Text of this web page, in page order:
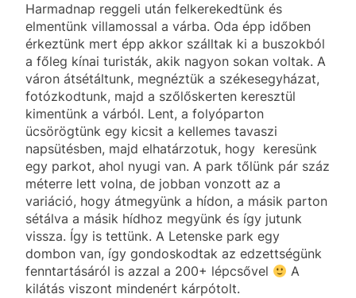
Harmadnap reggeli után felkerekedtünk és
elmentünk villamossal a várba. Oda épp időben
érkeztünk mert épp akkor szálltak ki a buszokból
a főleg kínai turisták, akik nagyon sokan voltak. A
váron átsétáltunk, megnéztük a székesegyházat,
fotózkodtunk, majd a szőlőskerten keresztül
kimentünk a várból. Lent, a folyóparton
ücsörögtünk egy kicsit a kellemes tavaszi
napsütésben, majd elhatárzotuk, hogy keresünk
egy parkot, ahol nyugi van. A park tőlünk pár száz
méterre lett volna, de jobban vonzott az a
variáció, hogy átmegyünk a hídon, a másik parton
sétálva a másik hídhoz megyünk és így jutunk
vissza. Így is tettünk. A Letenske park egy
dombon van, így gondoskodtak az edzettségünk
fenntartásáról is azzal a 200+ lépcsővel
A
kilátás viszont mindenért kárpótolt.